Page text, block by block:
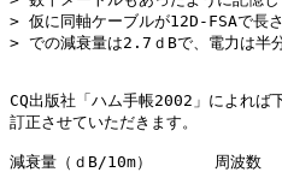
> 仮に同軸ケーブルが12D-FSAで長
> での減衰量は2.7ｄBで、電力は半
CQ出版社「ハム手帳2002」によれば
訂正させていただきます。
減衰量（ｄB/10m）　　　　周